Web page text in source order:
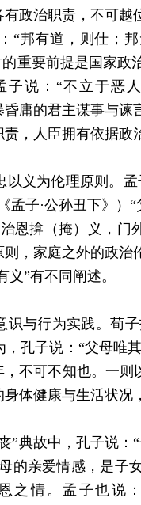
政治职责，不可
“邦有道，则仕；
重要前提是国家
说：“不立于恶
庸的君主谋事与
，人臣拥有依据政
义为伦理原则。
孟子·公孙丑下》）
恩揜（掩）义，门
，家庭之外的政治
义”有不同阐述。
与行为实践。荀子
孔子说：“父母唯
不可不知也。一
体健康与生活状况
”典故中，孔子说
的亲爱情感，是子
之情。孟子也